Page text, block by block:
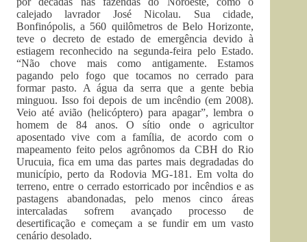
calejado lavrador José Nicolau. Sua cidade,
Bonfinópolis, a 560 quilômetros de Belo Horizonte,
teve o decreto de estado de emergência devido à
estiagem reconhecido na segunda-feira pelo Estado.
“Não chove mais como antigamente. Estamos
pagando pelo fogo que tocamos no cerrado para
formar pasto. A água da serra que a gente bebia
minguou. Isso foi depois de um incêndio (em 2008).
Veio até avião (helicóptero) para apagar”, lembra o
homem de 84 anos. O sítio onde o agricultor
aposentado vive com a família, de acordo com o
mapeamento feito pelos agrônomos da CBH do Rio
Urucuia, fica em uma das partes mais degradadas do
município, perto da Rodovia MG-181. Em volta do
terreno, entre o cerrado estorricado por incêndios e as
pastagens abandonadas, pelo menos cinco áreas
intercaladas sofrem avançado processo de
desertificação e começam a se fundir em um vasto
cenário desolado.